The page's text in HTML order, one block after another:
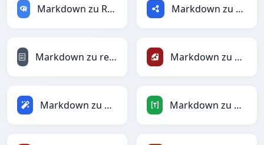
Markdown zu RDataFrame Markdown zu RDF
Markdown zu reStructuredText Markdown zu Ruby
Markdown zu Magic Markdown zu TOML